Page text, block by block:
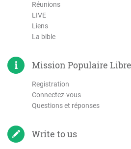
Réunions
LIVE
Liens
La bible
Mission Populaire Libre
Registration
Connectez-vous
Questions et réponses
Write to us